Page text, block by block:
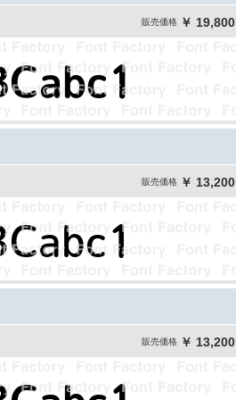
販売価格 ￥ 19,800
販売価格 ￥ 13,200
販売価格 ￥ 13,200